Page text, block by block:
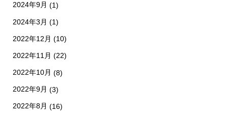
2024年9月 (1)
2024年3月 (1)
2022年12月 (10)
2022年11月 (22)
2022年10月 (8)
2022年9月 (3)
2022年8月 (16)